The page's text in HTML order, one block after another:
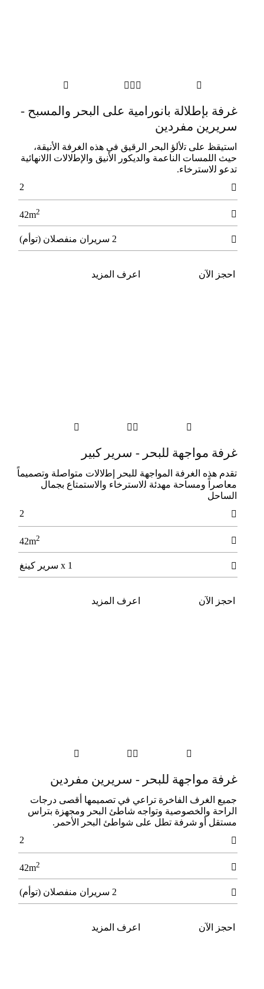

  

غرفة بإطلالة بانورامية على البحر والمسبح -
سريرين مفردين
استيقظ على ﺗلأﻟﺆ اﻟﺒﺤﺮ اﻟﺮﻗﻴﻖ ﻓﻲ ﻫﺬه اﻟﻐﺮﻓﺔ الأﻧﻴﻘﺔ،
ﺣﻴﺚ اﻟﻠﻤﺴﺎت اﻟﻨﺎﻋﻤﺔ واﻟﺪﻳﻜﻮر الأﻧﻴﻖ والإﻃلالات اﻟلاﻧﻬﺎﺋﻴﺔ
ﺗﺪﻋﻮ ﻟلاﺳﺘﺮﺧﺎء.

2

42m2
 2 سريران منفصلان (توأم)
احجز الآن اعرف المزيد

 

غرفة مواجهة للبحر - سرير كبير
تقدم هذه اﻟﻐﺮﻓﺔ اﻟﻤﻮاﺟﻬﺔ ﻟﻠﺒﺤﺮ إﻃلالات ﻣﺘﻮاﺻﻠﺔ وﺗﺼﻤﻴﻤﺎً
ﻣﻌﺎﺻﺮاً وﻣﺴﺎﺣﺔ ﻣﻬﺪﺋﺔ ﻟلاﺳﺘﺮﺧﺎء والاﺳﺘﻤﺘﺎع ﺑﺠﻤﺎل
اﻟﺴﺎﺣﻞ

2

42m2
 1 x سرير كينغ
احجز الآن اعرف المزيد

 

غرفة مواجهة للبحر - سريرين مفردين
جميع الغرف الفاخرة تراعي في تصميمها أقصى درجات
الراحة والخصوصية وتواجه شاطئ البحر ومجهزة بتراس
مستقل أو شرفة تطل على شواطئ البحر الأحمر.

2

42m2
 2 سريران منفصلان (توأم)
احجز الآن اعرف المزيد